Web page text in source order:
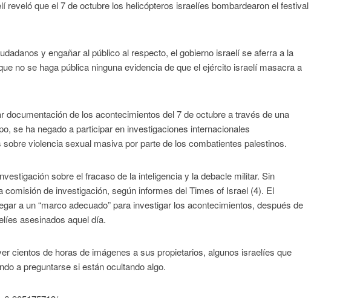
reveló que el 7 de octubre los helicópteros israelíes bombardearon el festival
y engañar al público al respecto, el gobierno israelí se aferra a la
no se haga pública ninguna evidencia de que el ejército israelí masacra a
documentación de los acontecimientos del 7 de octubre a través de una
se ha negado a participar en investigaciones internacionales
violencia sexual masiva por parte de los combatientes palestinos.
sobre el fracaso de la inteligencia y la debacle militar. Sin
comisión de investigación, según informes del Times of Israel (4). El
a un “marco adecuado” para investigar los acontecimientos, después de
asesinados aquel día.
cientos de horas de imágenes a sus propietarios, algunos israelíes que
a preguntarse si están ocultando algo.